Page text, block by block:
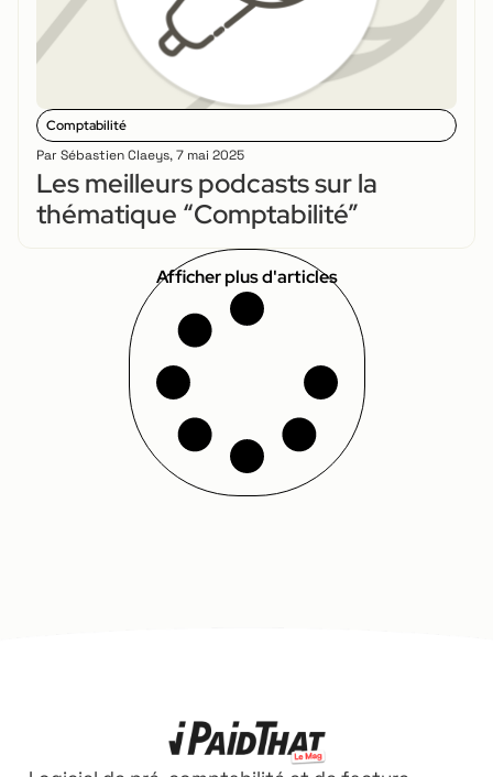
Comptabilité
Par Sébastien Claeys,7 mai 2025
Les meilleurs podcasts sur la
thématique “Comptabilité”
Afficher plus d'articles